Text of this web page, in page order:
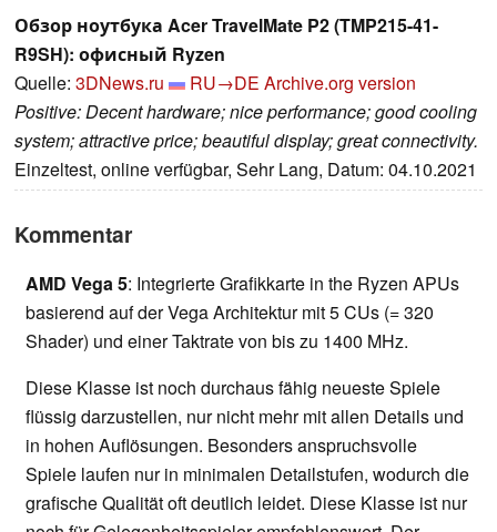
Обзор ноутбука Acer TravelMate P2 (TMP215-41-
R9SH): офисный Ryzen
Quelle: 3DNews.ru RU→DE Archive.org version
Positive: Decent hardware; nice performance; good cooling
system; attractive price; beautiful display; great connectivity.
Einzeltest, online verfügbar, Sehr Lang, Datum: 04.10.2021
Kommentar
AMD Vega 5: Integrierte Grafikkarte in the Ryzen APUs
basierend auf der Vega Architektur mit 5 CUs (= 320
Shader) und einer Taktrate von bis zu 1400 MHz.
Diese Klasse ist noch durchaus fähig neueste Spiele
flüssig darzustellen, nur nicht mehr mit allen Details und
in hohen Auflösungen. Besonders anspruchsvolle
Spiele laufen nur in minimalen Detailstufen, wodurch die
grafische Qualität oft deutlich leidet. Diese Klasse ist nur